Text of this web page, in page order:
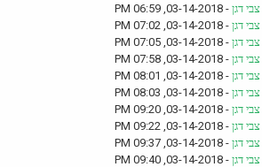
צבי דגן - 03-14-2018, 06:59 PM
צבי דגן - 03-14-2018, 07:02 PM
צבי דגן - 03-14-2018, 07:05 PM
צבי דגן - 03-14-2018, 07:58 PM
צבי דגן - 03-14-2018, 08:01 PM
צבי דגן - 03-14-2018, 08:03 PM
צבי דגן - 03-14-2018, 09:20 PM
צבי דגן - 03-14-2018, 09:22 PM
צבי דגן - 03-14-2018, 09:37 PM
צבי דגן - 03-14-2018, 09:40 PM